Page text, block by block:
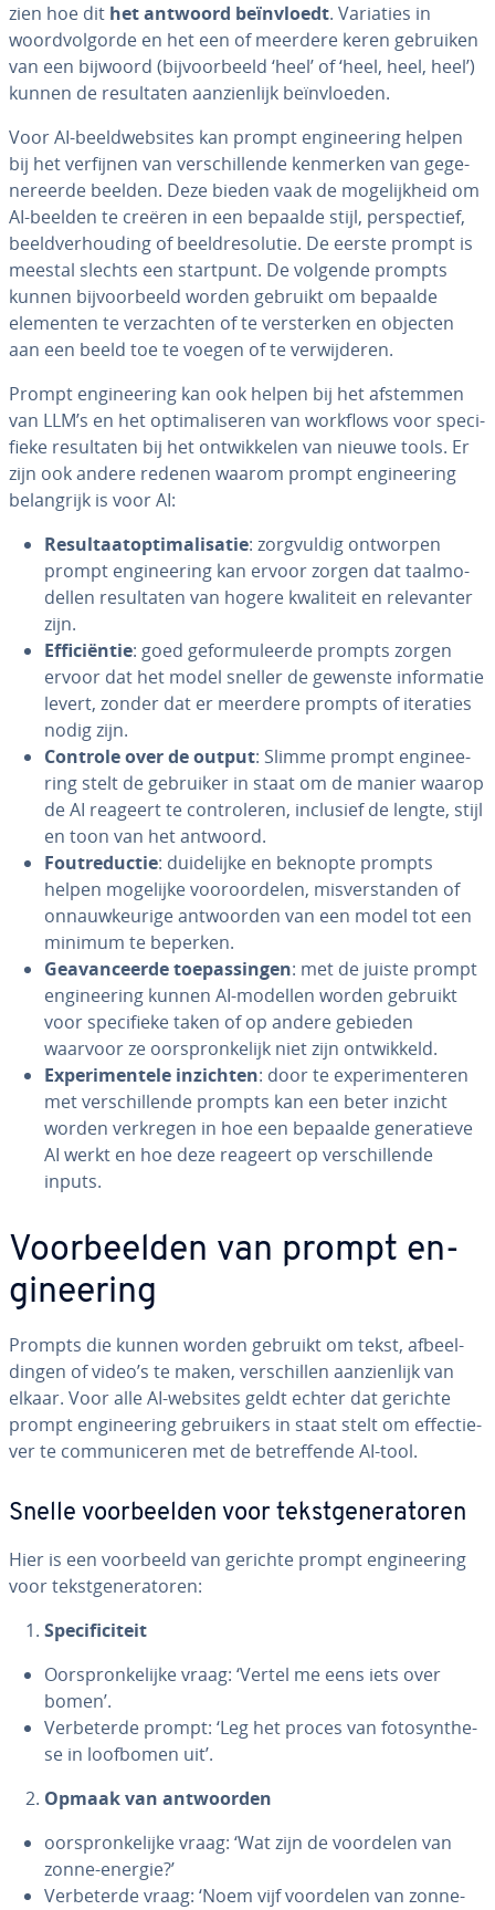
zien hoe dit het antwoord be­ïn­vloedt. Variaties in
woord­volg­or­de en het een of meerdere keren gebruiken
van een bijwoord (bij­voor­beeld ‘heel’ of ‘heel, heel, heel’)
kunnen de re­sul­ta­ten aan­zien­lijk be­ïn­vloe­den.
Voor AI-beeld­web­si­tes kan prompt en­gi­nee­ring helpen
bij het verfijnen van ver­schil­len­de kenmerken van ge­ge­
ne­reer­de beelden. Deze bieden vaak de mo­ge­lijk­heid om
AI-beelden te creëren in een bepaalde stijl, per­spec­tief,
beeld­ver­hou­ding of beeld­re­so­lu­tie. De eerste prompt is
meestal slechts een startpunt. De volgende prompts
kunnen bij­voor­beeld worden gebruikt om bepaalde
elementen te ver­zach­ten of te ver­ster­ken en objecten
aan een beeld toe te voegen of te ver­wij­de­ren.
Prompt en­gi­nee­ring kan ook helpen bij het afstemmen
van LLM’s en het op­ti­ma­li­se­ren van workflows voor spe­ci­
fie­ke re­sul­ta­ten bij het ont­wik­ke­len van nieuwe tools. Er
zijn ook andere redenen waarom prompt en­gi­nee­ring
be­lang­rijk is voor AI:
Re­sul­taatop­ti­ma­li­sa­tie: zorg­vul­dig ontworpen
prompt en­gi­nee­ring kan ervoor zorgen dat taal­mo­
del­len re­sul­ta­ten van hogere kwaliteit en re­le­van­ter
zijn.
Ef­fi­ci­ën­tie: goed ge­for­mu­leer­de prompts zorgen
ervoor dat het model sneller de gewenste in­for­ma­tie
levert, zonder dat er meerdere prompts of iteraties
nodig zijn.
Controle over de output: Slimme prompt en­gi­nee­
ring stelt de gebruiker in staat om de manier waarop
de AI reageert te con­tro­le­ren, inclusief de lengte, stijl
en toon van het antwoord.
Fout­re­duc­tie: dui­de­lij­ke en beknopte prompts
helpen mogelijke voor­oor­de­len, mis­ver­stan­den of
on­nauw­keu­ri­ge ant­woor­den van een model tot een
minimum te beperken.
Ge­a­van­ceer­de toe­pas­sin­gen: met de juiste prompt
en­gi­nee­ring kunnen AI-modellen worden gebruikt
voor spe­ci­fie­ke taken of op andere gebieden
waarvoor ze oor­spron­ke­lijk niet zijn ont­wik­keld.
Ex­pe­ri­men­te­le inzichten: door te ex­pe­ri­men­te­ren
met ver­schil­len­de prompts kan een beter inzicht
worden verkregen in hoe een bepaalde ge­ne­ra­tie­ve
AI werkt en hoe deze reageert op ver­schil­len­de
inputs.
Voor­beel­den van prompt en­
gi­nee­ring
Prompts die kunnen worden gebruikt om tekst, af­beel­
din­gen of video’s te maken, ver­schil­len aan­zien­lijk van
elkaar. Voor alle AI-websites geldt echter dat gerichte
prompt en­gi­nee­ring ge­brui­kers in staat stelt om ef­fec­tie­
ver te com­mu­ni­ce­ren met de be­tref­fen­de AI-tool.
Snelle voor­beel­den voor tekst­ge­ne­ra­to­ren
Hier is een voorbeeld van gerichte prompt en­gi­nee­ring
voor tekst­ge­ne­ra­to­ren:
Spe­ci­fi­ci­teit
Oor­spron­ke­lij­ke vraag: ‘Vertel me eens iets over
bomen’.
Ver­be­ter­de prompt: ‘Leg het proces van fo­to­syn­the­
se in loofbomen uit’.
Opmaak van ant­woor­den
oor­spron­ke­lij­ke vraag: ‘Wat zijn de voordelen van
zonne-energie?’
Ver­be­ter­de vraag: ‘Noem vijf voordelen van zonne-